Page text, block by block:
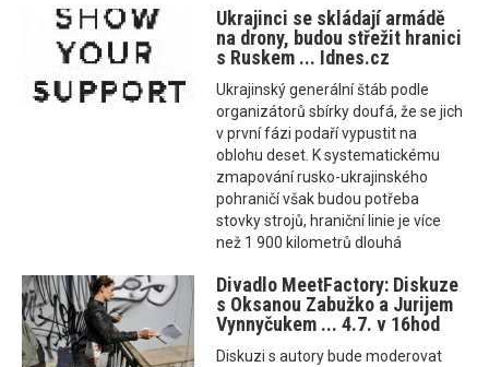
Ukrajinci se skládají armádě
na drony, budou střežit hranici
s Ruskem ... Idnes.cz
Ukrajinský generální štáb podle
organizátorů sbírky doufá, že se jich
v první fázi podaří vypustit na
oblohu deset. K systematickému
zmapování rusko-ukrajinského
pohraničí však budou potřeba
stovky strojů, hraniční linie je více
než 1 900 kilometrů dlouhá
Divadlo MeetFactory: Diskuze
s Oksanou Zabužko a Jurijem
Vynnyčukem ... 4.7. v 16hod
Diskuzi s autory bude moderovat